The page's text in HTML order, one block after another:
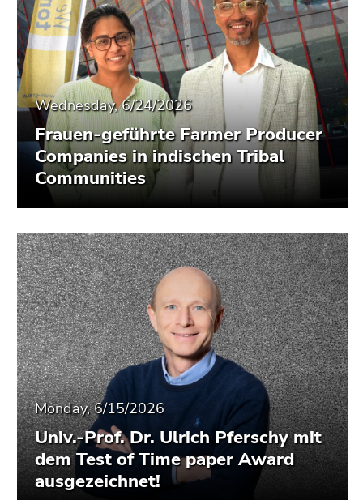
Wednesday, 6/24/2026
Frauen-geführte Farmer Producer
Companies in indischen Tribal
Communities
Monday, 6/15/2026
Univ.-Prof. Dr. Ulrich Pferschy mit
dem Test of Time paper Award
ausgezeichnet!